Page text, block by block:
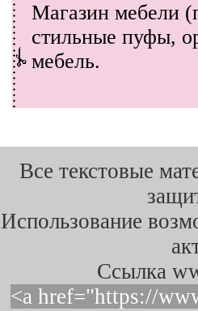
Магазин мебели
стильные пуфы,
мебель.
Все текстовые
Использование
Cсылка
<a href="https://